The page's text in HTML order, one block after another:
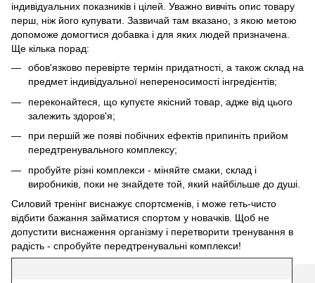
індивідуальних показників і цілей. Уважно вивчіть опис товару
перш, ніж його купувати. Зазвичай там вказано, з якою метою
допоможе домогтися добавка і для яких людей призначена.
Ще кілька порад:
обов'язково перевірте термін придатності, а також склад на
предмет індивідуальної непереносимості інгредієнтів;
переконайтеся, що купуєте якісний товар, адже від цього
залежить здоров'я;
при першій же появі побічних ефектів припиніть прийом
передтренувального комплексу;
пробуйте різні комплекси - міняйте смаки, склад і
виробників, поки не знайдете той, який найбільше до душі.
Силовий тренінг виснажує спортсменів, і може геть-чисто
відбити бажання займатися спортом у новачків. Щоб не
допустити виснаження організму і перетворити тренування в
радість - спробуйте передтренувальні комплекси!